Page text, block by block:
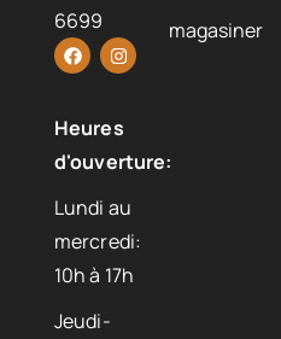
6699
Heures
d'ouverture:
Lundi au
mercredi:
10h à 17h
Jeudi-
magasiner